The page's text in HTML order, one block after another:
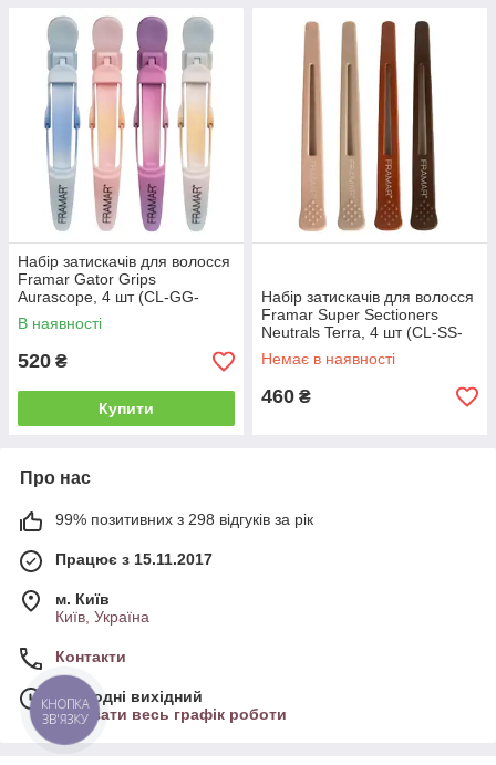
Набір затискачів для волосся
Framar Gator Grips
Aurascope, 4 шт (CL-GG-
AURA)
В наявності
520 ₴
Купити
Набір затискачів для волосся
Framar Super Sectioners
Neutrals Terra, 4 шт (CL-SS-
NTER)
Немає в наявності
460 ₴
Про нас
99% позитивних з 298 відгуків за рік
Працює з 15.11.2017
м. Київ
Київ, Україна
Контакти
Сьогодні вихідний
Показати весь графік роботи
КНОПКА
ЗВ'ЯЗКУ